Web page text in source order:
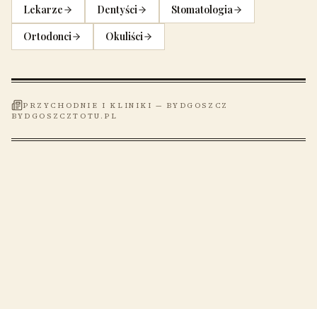
Lekarze Dentyści
Stomatologia
Ortodonci
Okuliści
PRZYCHODNIE I KLINIKI — BYDGOSZCZ
BYDGOSZCZTOTU.PL